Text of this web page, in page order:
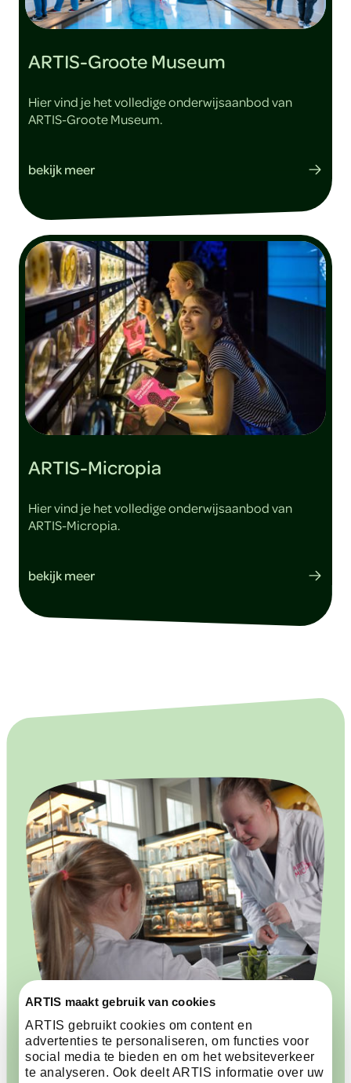
ARTIS maakt gebruik van cookies
ARTIS gebruikt cookies om content en
advertenties te personaliseren, om functies voor
social media te bieden en om het websiteverkeer
te analyseren. Ook deelt ARTIS informatie over uw
ARTIS-Groote Museum
Hier vind je het volledige onderwijsaanbod van
ARTIS-Groote Museum.
bekijk meer
ARTIS-Micropia
Hier vind je het volledige onderwijsaanbod van
ARTIS-Micropia.
bekijk meer
Alle informatie voor je